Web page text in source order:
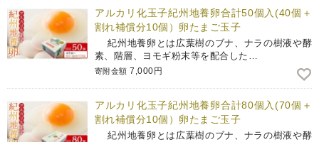
アルカリ化玉子紀州地養卵合計50個入(40個＋
割れ補償分10個）卵たまご玉子
紀州地養卵とは広葉樹のブナ、ナラの樹液や酵
素、階層、ヨモギ粉末等を配合した…
寄附金額 7,000円
アルカリ化玉子紀州地養卵合計80個入(70個＋
割れ補償分10個）卵たまご玉子
紀州地養卵とは広葉樹のブナ、ナラの樹液や酵